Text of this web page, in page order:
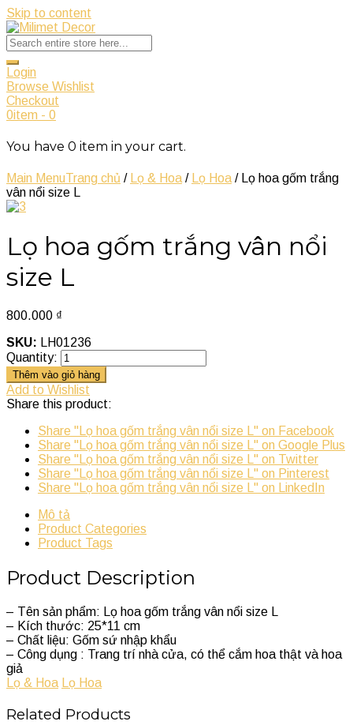
Skip to content
Login
Browse Wishlist
Checkout
0item - 0
You have 0 item in your cart.
Main MenuTrang chủ / Lọ & Hoa / Lọ Hoa / Lọ hoa gốm trắng
vân nổi size L
Lọ hoa gốm trắng vân nổi
size L
800.000 ₫
SKU: LH01236
Quantity:
Thêm vào giỏ hàng
Add to Wishlist
Share this product:
Share "Lọ hoa gốm trắng vân nổi size L" on Facebook
Share "Lọ hoa gốm trắng vân nổi size L" on Google Plus
Share "Lọ hoa gốm trắng vân nổi size L" on Twitter
Share "Lọ hoa gốm trắng vân nổi size L" on Pinterest
Share "Lọ hoa gốm trắng vân nổi size L" on LinkedIn
Mô tả
Product Categories
Product Tags
Product Description
– Tên sản phẩm: Lọ hoa gốm trắng vân nổi size L
– Kích thước: 25*11 cm
– Chất liệu: Gốm sứ nhập khẩu
– Công dụng : Trang trí nhà cửa, có thể cắm hoa thật và hoa
giả
Lọ & Hoa
Lọ Hoa
Related Products